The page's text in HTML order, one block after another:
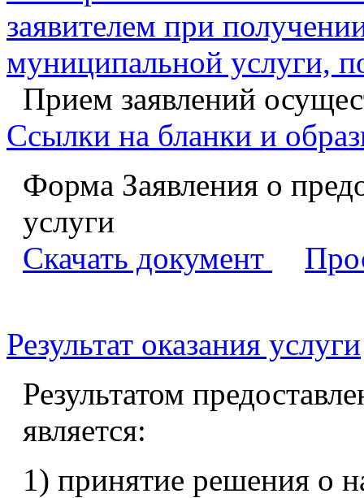
заявителем при
муниципальной услуги,
Прием заявлений
Ссылки на бланки и
Форма Заявления о
услуги
Скачать документ
Результат оказания услуги
Результатом
является:
1) принятие решения о